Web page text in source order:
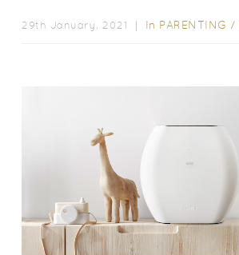
29th January, 2021 ｜ In PARENTING /